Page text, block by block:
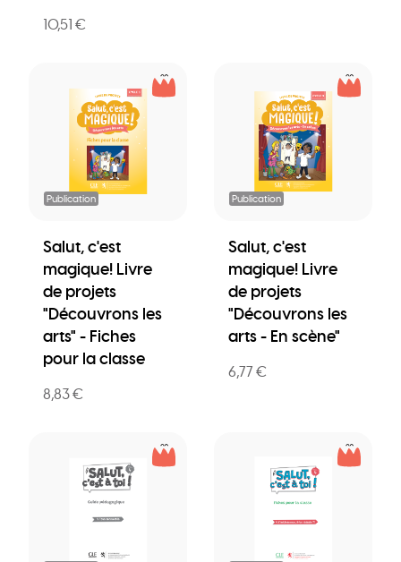
10,51 €
Publication
Salut, c'est
magique! Livre
de projets
"Découvrons les
arts" - Fiches
pour la classe
8,83 €
Publication
Salut, c'est
magique! Livre
de projets
"Découvrons les
arts - En scène"
6,77 €